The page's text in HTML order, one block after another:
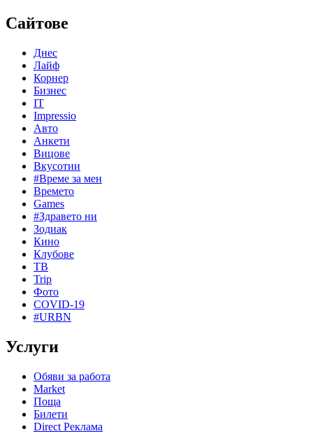
Сайтове
Днес
Лайф
Корнер
Бизнес
IT
Impressio
Авто
Анкети
Вицове
Вкусотии
#Време за мен
Времето
Games
#Здравето ни
Зодиак
Кино
Клубове
ТВ
Trip
Фото
COVID-19
#URBN
Услуги
Обяви за работа
Market
Поща
Билети
Direct Реклама